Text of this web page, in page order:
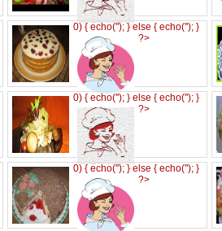
0) { echo(''); } else { echo(''); }
?>
0) { echo(''); } else { echo(''); }
?>
0) { echo(''); } else { echo(''); }
?>